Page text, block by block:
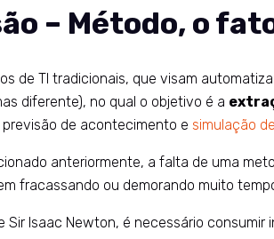
– Método, o
de TI tradicionais, que visam
diferente), no qual o objetivo é a
de acontecimento e simulação
anteriormente, a falta de uma
fracassando ou demorando muito
Sir Isaac Newton, é necessário